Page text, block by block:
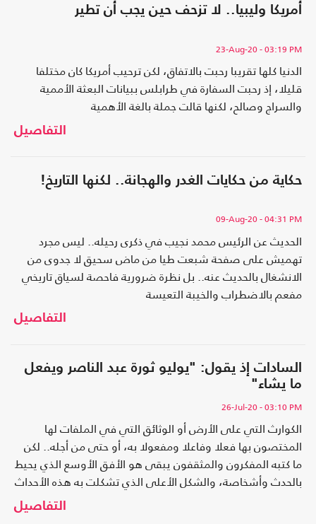
أمريكا وليبيا.. لا تزحف حين يجب أن تطير
23-Aug-20- 03:19 PM
الدنيا كلها تقريبا رحبت بالاتفاق، لكن ترحيب أمريكا كان مختلفا
قليلا، إذ رحبت السفارة في طرابلس ببيانات البعثة الأممية
والسراج وصالح، لكنها قالت جملة بالغة الأهمية
التفاصيل
حكاية من حكايات الغدر والهجانة.. لكنها التاريخ!
09-Aug-20- 04:31 PM
الحديث عن الرئيس محمد نجيب في ذكرى رحيله.. ليس مجرد
تهميش على صفحة شبعت طيا من ماض سحيق لا جدوى من
الانشغال بالحديث عنه.. بل نظرة ضرورية فاحصة لسياق تاريخي
مفعم بالاضطراب والخيبة التعيسة
التفاصيل
السادات إذ يقول: "يوليو ثورة عبد الناصر ويفعل
ما يشاء"
26-Jul-20- 03:10 PM
الكوارث التي على الأرض أو الوثائق التي في الملفات لها
المختصون بها فعلا وفاعلا ومفعولا به، أو حتى من أجله.. لكن
ما كتبه المفكرون والمثقفون يبقى هو الأفق الأوسع الذي يحيط
بالحدث وأشخاصة، والشكل الأعلى الذي تشكلت به هذه الأحداث
التفاصيل